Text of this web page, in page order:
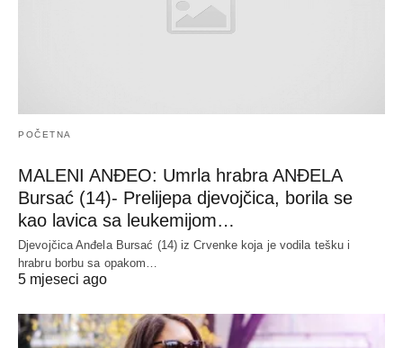
POČETNA
MALENI ANĐEO: Umrla hrabra ANĐELA
Bursać (14)- Prelijepa djevojčica, borila se
kao lavica sa leukemijom…
Djevojčica Anđela Bursać (14) iz Crvenke koja je vodila tešku i
hrabru borbu sa opakom…
5 mjeseci ago